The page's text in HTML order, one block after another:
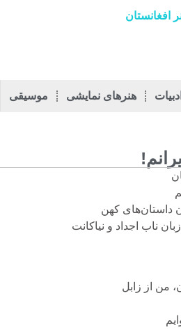
افغانستان
ادبیات هنرهای نمایشی موسیقی
داستان‌های کهن
ناب اجداد و نیاکانت
من از زابل